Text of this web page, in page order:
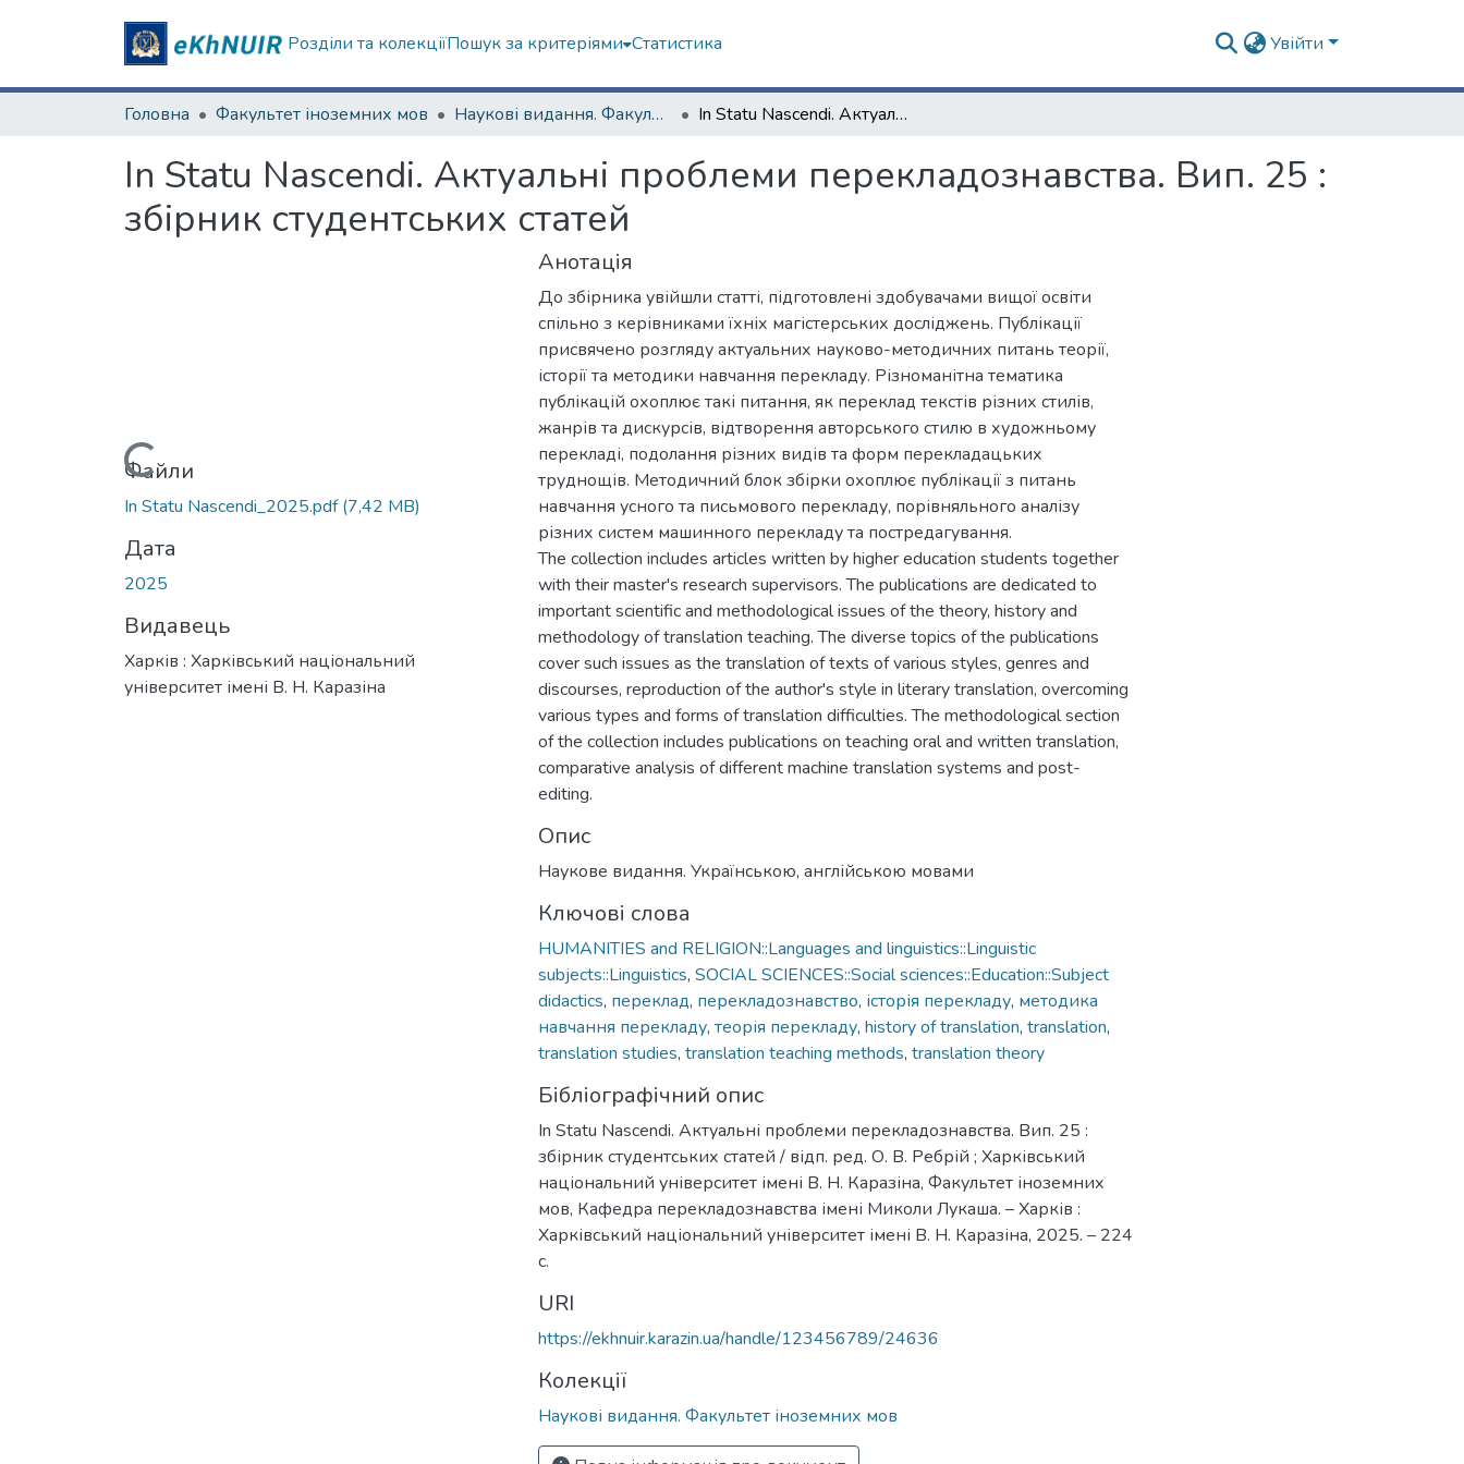
Розділи та колекціїПошук за критеріями Статистика Увійти
Головна Факультет іноземних мов Наукові видання. Факультет іноземних мов In Statu Nascendi. Актуальні проблеми перекладознавства. Вип. 25 : збірник студентських статей
In Statu Nascendi. Актуальні проблеми перекладознавства. Вип. 25 :
збірник студентських статей
Вантажиться...
Файли
In Statu Nascendi_2025.pdf(7,42 MB)
Дата
2025
Видавець
Харків : Харківський національний
університет імені В. Н. Каразіна
Анотація
До збірника увійшли статті, підготовлені здобувачами вищої освіти
спільно з керівниками їхніх магістерських досліджень. Публікації
присвячено розгляду актуальних науково-методичних питань теорії,
історії та методики навчання перекладу. Різноманітна тематика
публікацій охоплює такі питання, як переклад текстів різних стилів,
жанрів та дискурсів, відтворення авторського стилю в художньому
перекладі, подолання різних видів та форм перекладацьких
труднощів. Методичний блок збірки охоплює публікації з питань
навчання усного та письмового перекладу, порівняльного аналізу
різних систем машинного перекладу та постредагування.
The collection includes articles written by higher education students together
with their master's research supervisors. The publications are dedicated to
important scientific and methodological issues of the theory, history and
methodology of translation teaching. The diverse topics of the publications
cover such issues as the translation of texts of various styles, genres and
discourses, reproduction of the author's style in literary translation, overcoming
various types and forms of translation difficulties. The methodological section
of the collection includes publications on teaching oral and written translation,
comparative analysis of different machine translation systems and post-
editing.
Опис
Наукове видання. Українською, англійською мовами
Ключові слова
HUMANITIES and RELIGION::Languages and linguistics::Linguistic
subjects::Linguistics, SOCIAL SCIENCES::Social sciences::Education::Subject
didactics, переклад, перекладознавство, історія перекладу, методика
навчання перекладу, теорія перекладу, history of translation, translation,
translation studies, translation teaching methods, translation theory
Бібліографічний опис
In Statu Nascendi. Актуальні проблеми перекладознавства. Вип. 25 :
збірник студентських статей / відп. ред. О. В. Ребрій ; Харківський
національний університет імені В. Н. Каразіна, Факультет іноземних
мов, Кафедра перекладознавства імені Миколи Лукаша. – Харків :
Харківський національний університет імені В. Н. Каразіна, 2025. – 224
с.
URI
https://ekhnuir.karazin.ua/handle/123456789/24636
Колекції
Наукові видання. Факультет іноземних мов